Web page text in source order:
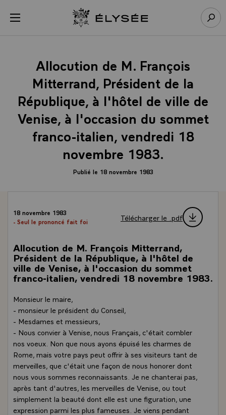
menu Retour à l’accueil Élysée
Allocution de M. François
Mitterrand, Président de la
République, à l'hôtel de ville de
Venise, à l'occasion du sommet
franco-italien, vendredi 18
novembre 1983.
Publié le 18 novembre 1983
18 novembre 1983
- Seul le prononcé fait foi
Télécharger le .pdf
Allocution de M. François Mitterrand,
Président de la République, à l'hôtel de
ville de Venise, à l'occasion du sommet
franco-italien, vendredi 18 novembre 1983.
Monsieur le maire,
- monsieur le président du Conseil,
- Mesdames et messieurs,
- Nous convier à Venise, nous Français, c'était combler
nos voeux. Non que nous ayons épuisé les charmes de
Rome, mais votre pays peut offrir à ses visiteurs tant de
merveilles, que c'était une façon de nous honorer dont
nous vous sommes reconnaissants. Je ne chanterai pas,
après tant d'autres, les merveilles de Venise, ou tout
simplement la beauté dont elle est une figuration, une
expression parmi les plus fameuses. Je viens pendant
Panneau de gestion des cookies